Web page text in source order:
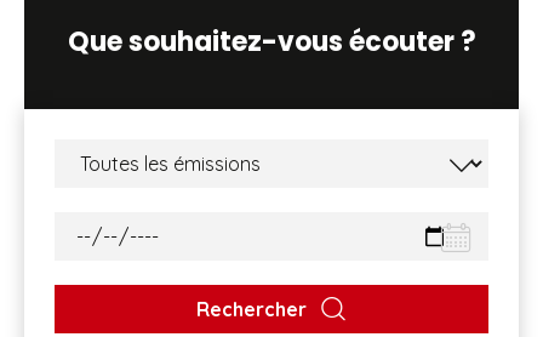
Que souhaitez-vous écouter ?
Rechercher